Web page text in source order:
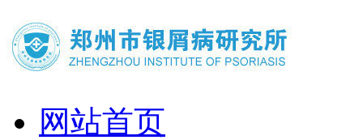
网站首页